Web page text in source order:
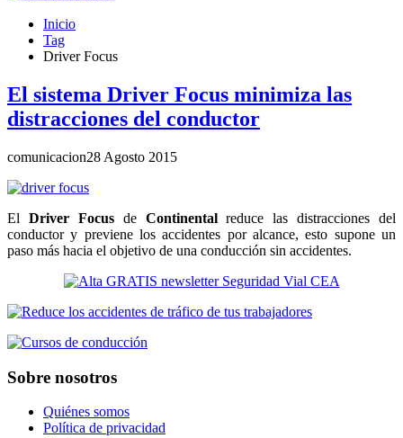
Inicio
Tag
Driver Focus
El sistema Driver Focus minimiza las
distracciones del conductor
comunicacion28 Agosto 2015
El Driver Focusde Continentalreduce las distracciones del
conductor y previene los accidentes por alcance, esto supone un
paso más hacia el objetivo de una conducción sin accidentes.
Sobre nosotros
Quiénes somos
Política de privacidad